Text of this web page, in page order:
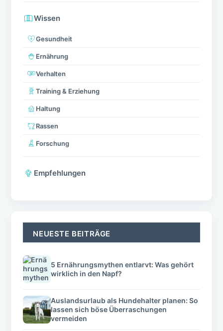
Wissen
Gesundheit
Ernährung
Verhalten
Training & Erziehung
Haltung
Rassen
Forschung
Empfehlungen
NEUESTE BEITRÄGE
5 Ernährungsmythen entlarvt: Was gehört
wirklich in den Napf?
Auslandsurlaub als Hundehalter planen: So
lassen sich böse Überraschungen
vermeiden